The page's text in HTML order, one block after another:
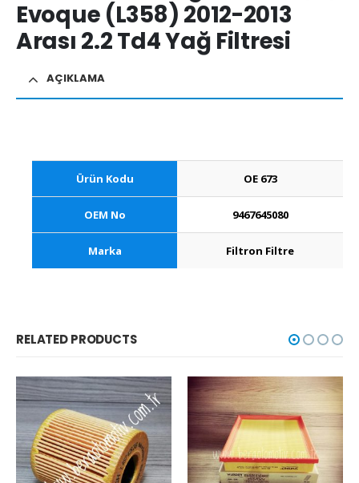
Evoque (L358) 2012-2013
Arası 2.2 Td4 Yağ Filtresi
AÇIKLAMA
Ürün Kodu OE 673
OEM No 9467645080
Marka Filtron Filtre
RELATED PRODUCTS